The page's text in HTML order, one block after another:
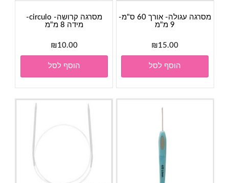
מסרגה עגולה- אורך 60 ס"מ-
9 מ"מ
₪15.00
הוסף לסל
מסרגה קרושה- circulo-
מידה 8 מ"מ
₪10.00
הוסף לסל